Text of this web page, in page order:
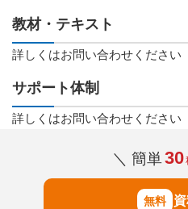
教材・テキスト
詳しくはお問い合わせください
サポート体制
詳しくはお問い合わせください
＼ 簡単30